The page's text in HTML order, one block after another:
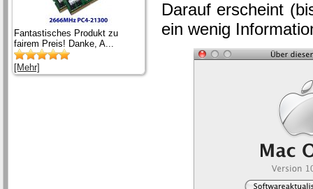
Darauf erscheint
ein wenig
Fantastisches Produkt zu
fairem Preis! Danke, A...
[Mehr]